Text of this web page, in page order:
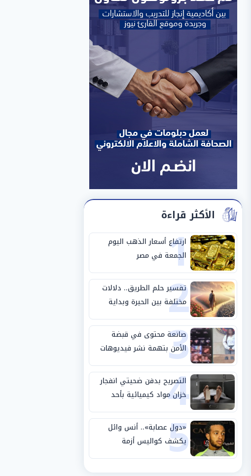
الأكثر قراءة
1
ارتفاع أسعار الذهب اليوم
الجمعة في مصر
2
تفسير حلم الطريق.. دلالات
مختلفة بين الحيرة وبداية
مرحلة جديدة
3
صانعة محتوى في قبضة
الأمن بتهمة نشر فيديوهات
خادشة للحياء
4
التصريح بدفن ضحيتي انفجار
خزان مواد كيميائية بأحد
مصانع الفيوم
5
«دول عصابة».. أنس وائل
يكشف كواليس أزمة
استبعاده المفاجئ من